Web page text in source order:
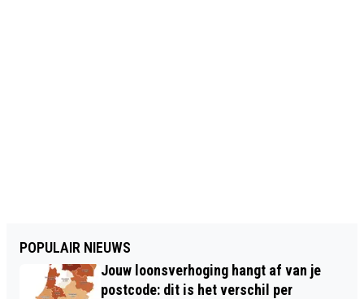
POPULAIR NIEUWS
Jouw loonsverhoging hangt af van je
postcode: dit is het verschil per